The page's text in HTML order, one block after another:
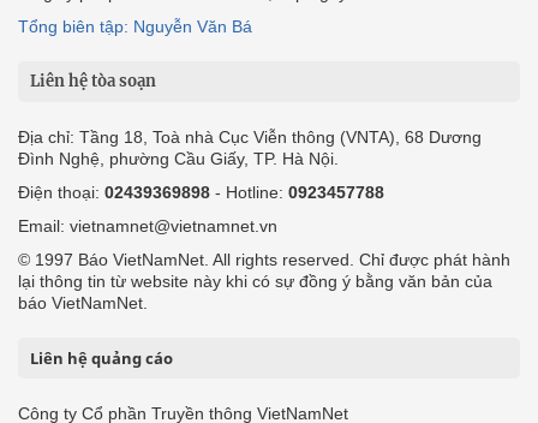
Tổng biên tập: Nguyễn Văn Bá
Liên hệ tòa soạn
Địa chỉ: Tầng 18, Toà nhà Cục Viễn thông (VNTA), 68 Dương
Đình Nghệ, phường Cầu Giấy, TP. Hà Nội.
Điện thoại: 02439369898 - Hotline: 0923457788
Email: vietnamnet@vietnamnet.vn
© 1997 Báo VietNamNet. All rights reserved. Chỉ được phát hành
lại thông tin từ website này khi có sự đồng ý bằng văn bản của
báo VietNamNet.
Liên hệ quảng cáo
Công ty Cổ phần Truyền thông VietNamNet